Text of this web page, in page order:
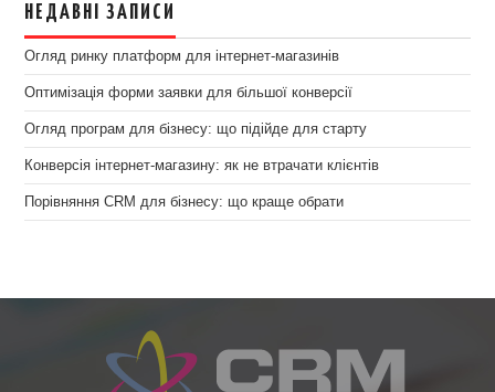
НЕДАВНІ ЗАПИСИ
Огляд ринку платформ для інтернет-магазинів
Оптимізація форми заявки для більшої конверсії
Огляд програм для бізнесу: що підійде для старту
Конверсія інтернет-магазину: як не втрачати клієнтів
Порівняння CRM для бізнесу: що краще обрати